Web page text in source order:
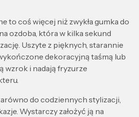
to coś więcej niż zwykła gumka do
ozdoba, która w kilka sekund
Uszyte z pięknych, starannie
dekoracyjną taśmą lub
wzrok i nadają fryzurze
do codziennych stylizacji,
Wystarczy założyć ją na